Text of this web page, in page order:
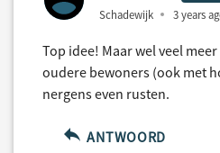
Schadewijk 3 years
Top idee! Maar wel veel
oudere bewoners (ook met
nergens even rusten.
ANTWOORD